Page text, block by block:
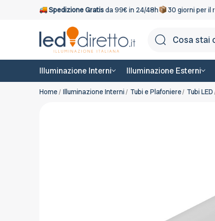
Spedizione Gratisda 99€ in 24/48h 30 giorni per il
Illuminazione Interni Illuminazione Esterni
Home Illuminazione Interni Tubi e Plafoniere Tubi LED